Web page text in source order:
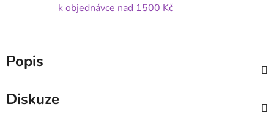
k objednávce nad 1500 Kč
Popis
Diskuze